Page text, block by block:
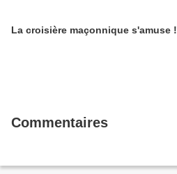
La croisière maçonnique s'amuse !
Commentaires